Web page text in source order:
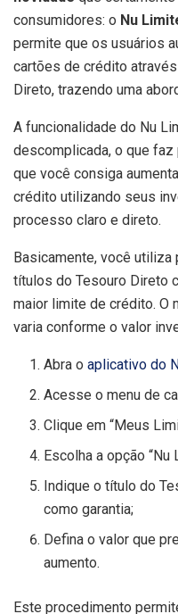
consumidores: o Nu
permite que os usuários
cartões de crédito
Direto, trazendo uma
A funcionalidade do Nu
descomplicada, o que faz
que você consiga
crédito utilizando seus
processo claro e direto.
Basicamente, você
títulos do Tesouro Direto
maior limite de crédito. O
varia conforme o valor
Abra oaplicativo do
Acesse o menu de
Clique em “Meus
Escolha a opção “Nu
Indique o título do
como garantia;
Defina o valor que
aumento.
Este procedimento